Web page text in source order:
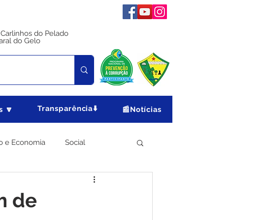
Carlinhos do Pelado
do Gelo
🔽 Transparência⬇️ 📰Notícias
e Economia Social
Meio Ambiente
de